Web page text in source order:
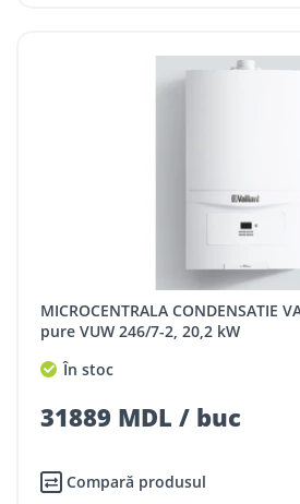
MICROCENTRALA CONDENSATIE VAILLANT ecoTEC
pure VUW 246/7-2, 20,2 kW
În stoc
31889 MDL / buc
Compară produsul